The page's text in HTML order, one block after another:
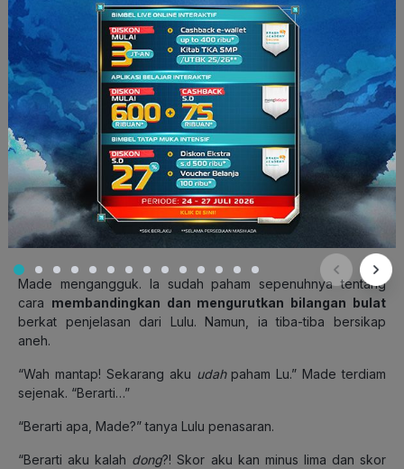
Made mengangguk. Ia sudah paham sepenuhnya tentang
cara membandingkan dan mengurutkan bilangan bulat
berkat penjelasan dari Lulu. Namun, ia tiba-tiba bersikap
aneh.
“Wah mantap! Sekarang aku udahpaham Lu.” Made terdiam
sejenak. “Berarti…”
“Berarti apa, Made?” tanya Lulu penasaran.
“Berarti aku kalah dong?! Skor aku kan minus lima dan skor